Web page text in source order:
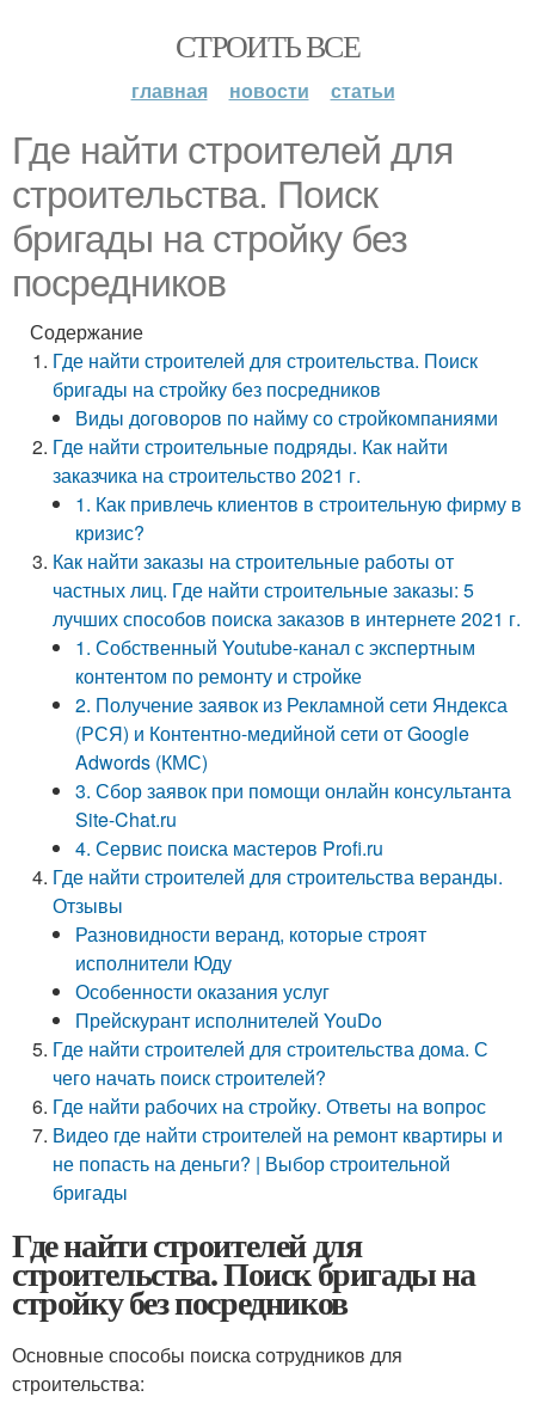
СТРОИТЬ ВСЕ
главная новости статьи
Где найти строителей для
строительства. Поиск
бригады на стройку без
посредников
Содержание
Где найти строителей для строительства. Поиск
бригады на стройку без посредников
Виды договоров по найму со стройкомпаниями
Где найти строительные подряды. Как найти
заказчика на строительство 2021 г.
1. Как привлечь клиентов в строительную фирму в
кризис?
Как найти заказы на строительные работы от
частных лиц. Где найти строительные заказы: 5
лучших способов поиска заказов в интернете 2021 г.
1. Собственный Youtube-канал с экспертным
контентом по ремонту и стройке
2. Получение заявок из Рекламной сети Яндекса
(РСЯ) и Контентно-медийной сети от Google
Adwords (КМС)
3. Сбор заявок при помощи онлайн консультанта
Site-Chat.ru
4. Сервис поиска мастеров Profi.ru
Где найти строителей для строительства веранды.
Отзывы
Разновидности веранд, которые строят
исполнители Юду
Особенности оказания услуг
Прейскурант исполнителей YouDo
Где найти строителей для строительства дома. С
чего начать поиск строителей?
Где найти рабочих на стройку. Ответы на вопрос
Видео где найти строителей на ремонт квартиры и
не попасть на деньги? | Выбор строительной
бригады
Где найти строителей для
строительства. Поиск бригады на
стройку без посредников
Основные способы поиска сотрудников для
строительства: